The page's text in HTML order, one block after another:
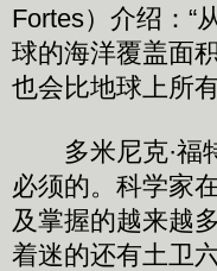
Fortes）介绍：“
球的海洋覆盖面
也会比地球上所
多米尼克·福特
必须的。科学家
及掌握的越来越
着迷的还有土卫